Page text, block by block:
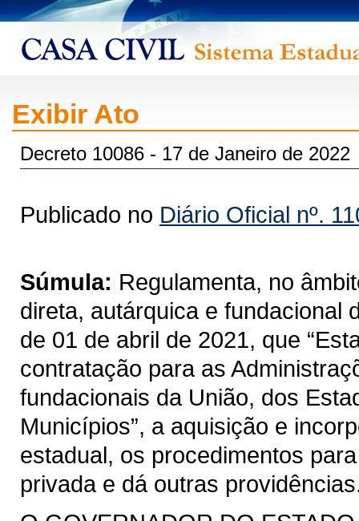
Exibir Ato
Decreto 10086 - 17 de Janeiro de 2022
Publicado no Diário Oficial nº.
Súmula: Regulamenta, no
direta, autárquica e fundacional
de 01 de abril de 2021, que
contratação para as
fundacionais da União, dos
Municípios”, a aquisição e
estadual, os procedimentos
privada e dá outras